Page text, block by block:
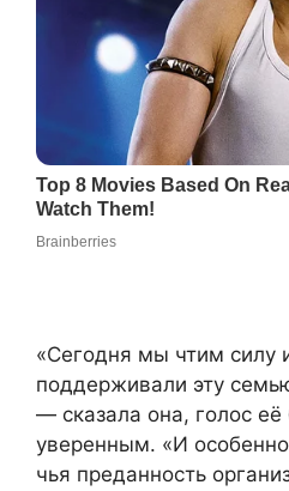
«Сегодня мы чтим силу
поддерживали эту
— сказала она, голос
уверенным. «И
чья преданность